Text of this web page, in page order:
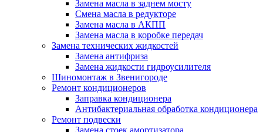
Замена масла в заднем мосту
Смена масла в редукторе
Замена масла в АКПП
Замена масла в коробке передач
Замена технических жидкостей
Замена антифриза
Замена жидкости гидроусилителя
Шиномонтаж в Звенигороде
Ремонт кондиционеров
Заправка кондиционера
Антибактериальная обработка кондиционера
Ремонт подвески